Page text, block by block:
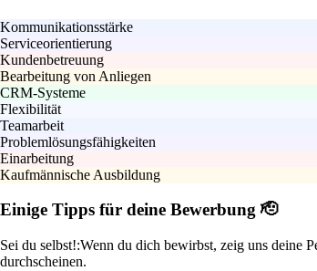
Kommunikationsstärke
Serviceorientierung
Kundenbetreuung
Bearbeitung von Anliegen
CRM-Systeme
Flexibilität
Teamarbeit
Problemlösungsfähigkeiten
Einarbeitung
Kaufmännische Ausbildung
Einige Tipps für deine Bewerbung 🫡
Sei du selbst!:Wenn du dich bewirbst, zeig uns deine
durchscheinen.